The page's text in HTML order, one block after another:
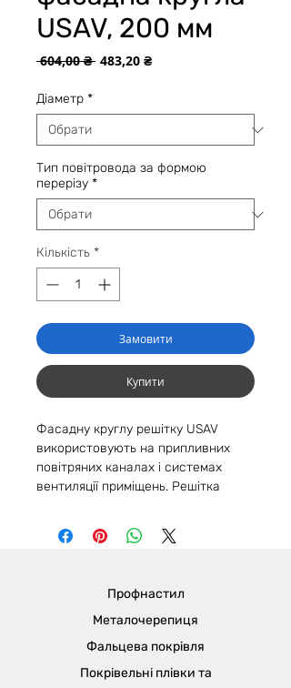
USAV, 200 мм
604,00 ₴ Звичайна
483,20 ₴За
Діаметр *
Тип повітровода за формою
перерізу *
Кількість *
Замовити
Купити
Фасадну круглу решітку USAV
використовують на припливних
повітряних каналах і системах
вентиляції приміщень. Решітка
повітряні маси з приміщення і, а з
вулиці надходить чисте свіже
в повітропровід сміття, пилу, птахів
і гризунів. Виріб монтують на
фасадну частину будівлі.
Забезпечує вільну циркуляцію
витяжного і припливного повітря
Профнастил
Металочерепиця
Фальцева покрівля
Покрівельні плівки та